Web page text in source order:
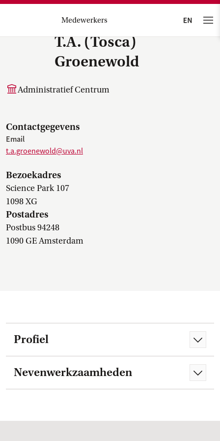
Medewerkers
T.A. (Tosca)
Groenewold
Administratief Centrum
Contactgegevens
Email
t.a.groenewold@uva.nl
Bezoekadres
Science Park 107
1098 XG
Postadres
Postbus 94248
1090 GE Amsterdam
Profiel
Nevenwerkzaamheden